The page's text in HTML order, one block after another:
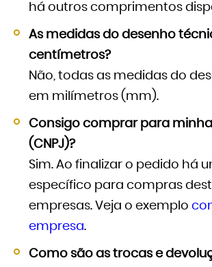
há outros comprimentos
As medidas do desenho
centímetros?
Não, todas as medidas do
em milímetros (mm).
Consigo comprar para
(CNPJ)?
Sim. Ao finalizar o pedido há
específico para compras
empresas. Veja o exemplo
empresa.
Como são as trocas e